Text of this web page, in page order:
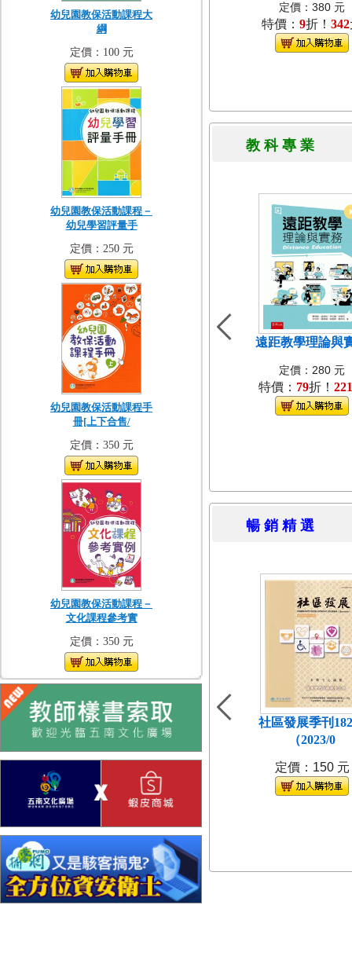
幼兒園教保活動課程大
綱
定價：100 元
幼兒園教保活動課程－
幼兒學習評量手
定價：250 元
幼兒園教保活動課程手
冊[上下合售/
定價：350 元
幼兒園教保活動課程－
文化課程參考實
定價：350 元
定價：380 元
特價： 9折！ 342
教 科 專
遠距教學理論與
定價：280 元
特價： 79折！ 221
暢 銷 精
社區發展季刊
（2023/0
定價：150 元